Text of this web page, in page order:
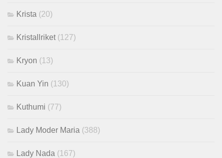
Krista (20)
Kristallriket (127)
Kryon (13)
Kuan Yin (130)
Kuthumi (77)
Lady Moder Maria (388)
Lady Nada (167)